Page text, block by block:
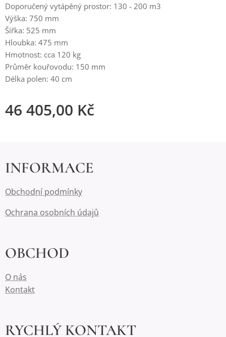
Doporučený vytápěný prostor: 130 - 200 m3
Výška: 750 mm
Šířka: 525 mm
Hloubka: 475 mm
Hmotnost: cca 120 kg
Průměr kouřovodu: 150 mm
Délka polen: 40 cm
46 405,00 Kč
INFORMACE
Obchodní podmínky
Ochrana osobních údajů
OBCHOD
O nás
Kontakt
RYCHLÝ KONTAKT